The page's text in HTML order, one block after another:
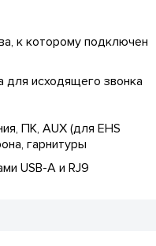
к которому подключен
для исходящего звонка
ПК, AUX (для EHS
гарнитуры
USB-A и RJ9